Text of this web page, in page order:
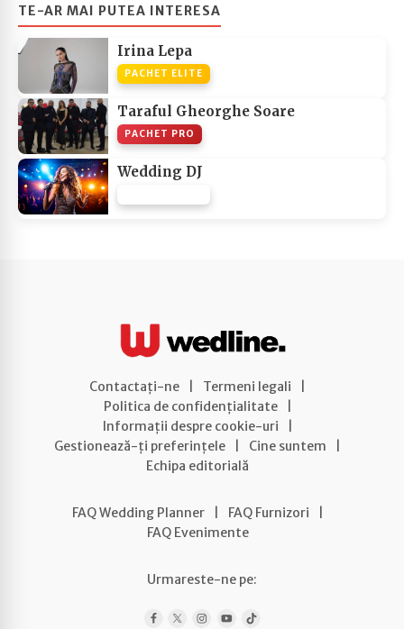
TE-AR MAI PUTEA INTERESA
Irina Lepa
PACHET ELITE
Taraful Gheorghe Soare
PACHET PRO
Wedding DJ
Contactați-ne Termeni legali
Politica de confidențialitate
Informații despre cookie-uri
Gestionează-ți preferințele
Cine suntem
Echipa editorială
FAQ Wedding Planner FAQ Furnizori
FAQ Evenimente
Urmareste-ne pe: